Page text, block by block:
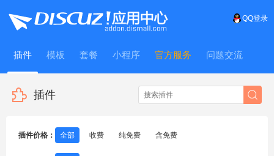
QQ登录
插件 模板 套餐 小程序 官方服务 问题交流
WitFrame
插件
插件价格： 全部 收费 纯免费 含免费